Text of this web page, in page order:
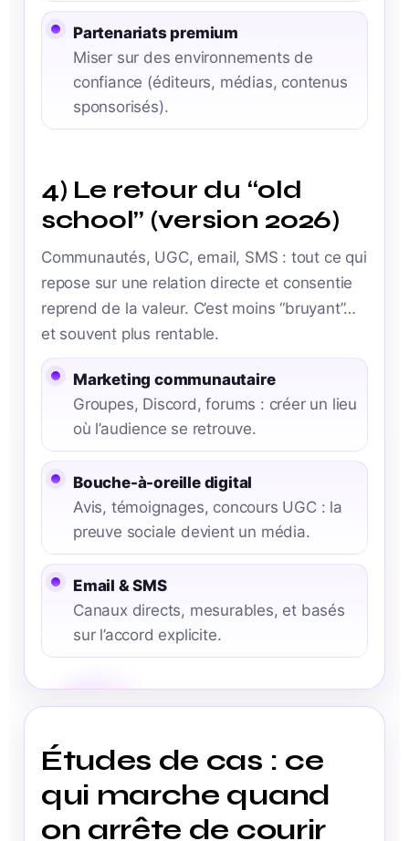
Partenariats premium
Miser sur des environnements de
confiance (éditeurs, médias, contenus
sponsorisés).
4) Le retour du “old
school” (version 2026)
Communautés, UGC, email, SMS : tout ce qui
repose sur une relation directe et consentie
reprend de la valeur. C’est moins “bruyant”…
et souvent plus rentable.
Marketing communautaire
Groupes, Discord, forums : créer un lieu
où l’audience se retrouve.
Bouche-à-oreille digital
Avis, témoignages, concours UGC : la
preuve sociale devient un média.
Email & SMS
Canaux directs, mesurables, et basés
sur l’accord explicite.
Études de cas : ce
qui marche quand
on arrête de courir